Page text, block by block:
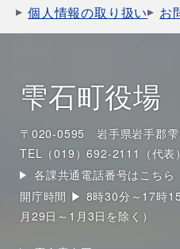
個人情報の取り扱い お
雫石町役場
〒020-0595 岩手県岩手郡雫
TEL（019）692-2111（代表）
各課共通電話番号はこちら
開庁時間 ▶ 8時30分～17時
月29日～1月3日を除く）